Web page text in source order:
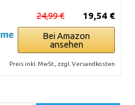
19,54 €
24,99 €
Bei Amazon
ansehen
Preis inkl. MwSt., zzgl. Versandkosten